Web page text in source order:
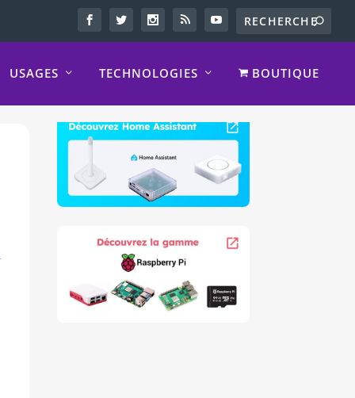
USAGES TECHNOLOGIES BOUTIQUE